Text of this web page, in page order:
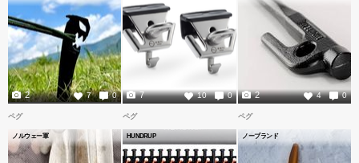
7 0
2 10 0
7 4 0
2
ペグ
ノルウェー軍
ペグ
HUNDRUP
ペグ
ノーブランド